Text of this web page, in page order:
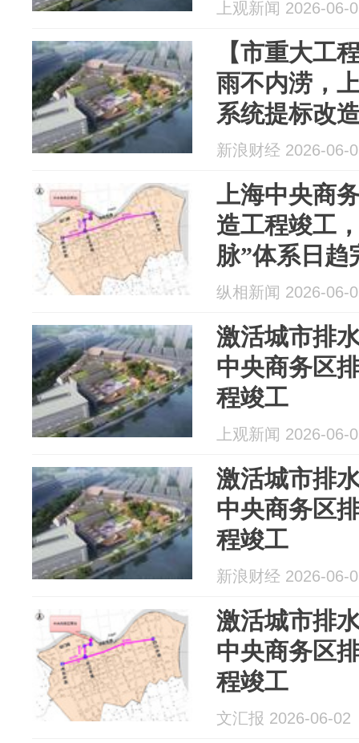
上观新闻 2026-06-
【市重大工
雨不内涝，
系统提标改
新浪财经 2026-06-
上海中央商
造工程竣工
脉”体系日趋
纵相新闻 2026-06-
激活城市排
中央商务区
程竣工
上观新闻 2026-06-
激活城市排
中央商务区
程竣工
新浪财经 2026-06-
激活城市排
中央商务区
程竣工
文汇报 2026-06-02